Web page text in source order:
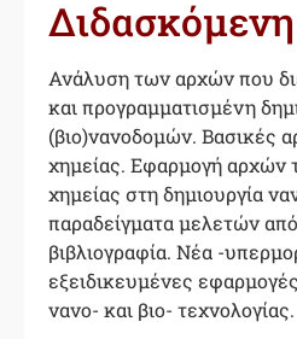
Ανάλυση των αρχών που
και προγραμματισμένη
(βιο)νανοδομών. Βασικές
χημείας. Εφαρμογή αρχών
χημείας στη δημιουργία
παραδείγματα μελετών
βιβλιογραφία. Νέα -
εξειδικευμένες
νανο- και βιο- τεχνολογίας.